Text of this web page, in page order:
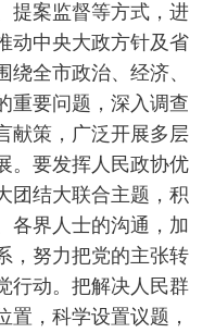
提案监督等方式，进
动中央大政方针及省
全市政治、经济、
重要问题，深入调查
献策，广泛开展多层
。要发挥人民政协优
团结大联合主题，积
各界人士的沟通，加
，努力把党的主张转
行动。把解决人民群
置，科学设置议题，